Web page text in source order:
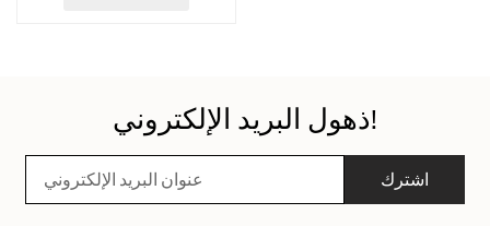
ذهول البريد الإلكتروني!
اشترك